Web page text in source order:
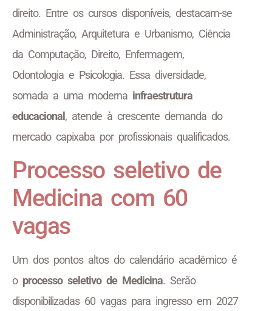
direito. Entre os cursos disponíveis, destacam-se
Administração, Arquitetura e Urbanismo, Ciência
da Computação, Direito, Enfermagem,
Odontologia e Psicologia. Essa diversidade,
somada a uma moderna infraestrutura
educacional , atende à crescente demanda do
mercado capixaba por profissionais qualificados.
Processo seletivo de
Medicina com 60
vagas
Um dos pontos altos do calendário acadêmico é
o processo seletivo de Medicina. Serão
disponibilizadas 60 vagas para ingresso em 2027